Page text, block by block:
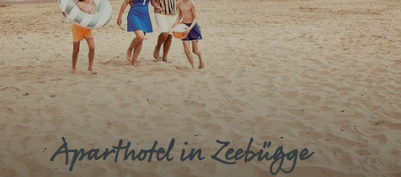
Aparthotel in Zeebügge